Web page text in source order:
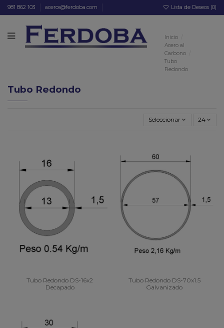
981 862 103 aceros@ferdoba.com Lista de Deseos (0)
Inicio
Acero al
Carbono
Tubo
Redondo
Tubo Redondo
Seleccionar 24
Tubo Redondo DS-16x2
Decapado
Tubo Redondo DS-70x1.5
Galvanizado